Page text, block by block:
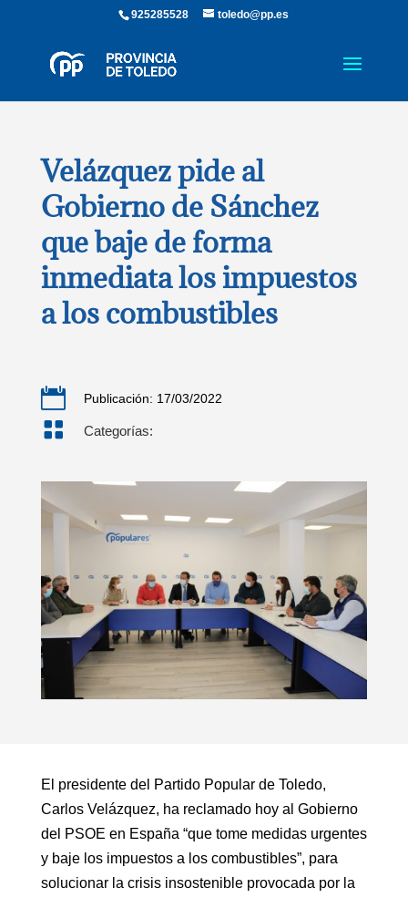
925285528 toledo@pp.es
Velázquez pide al
Gobierno de Sánchez
que baje de forma
inmediata los impuestos
a los combustibles
 Publicación: 17/03/2022
 Categorías:
El presidente del Partido Popular de Toledo,
Carlos Velázquez, ha reclamado hoy al Gobierno
del PSOE en España “que tome medidas urgentes
y baje los impuestos a los combustibles”, para
solucionar la crisis insostenible provocada por la